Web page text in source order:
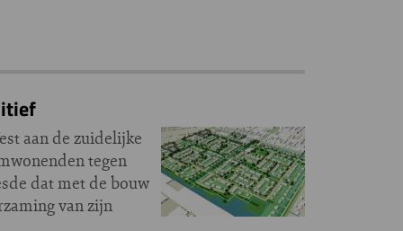
aan de zuidelijke
tegen
dat met de bouw
van zijn